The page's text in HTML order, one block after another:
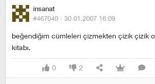
insanat
#467040 · 30.01.2007 16:09
beğendiğim cümleleri çizmekten çizik çizik
kitabı.
0 2